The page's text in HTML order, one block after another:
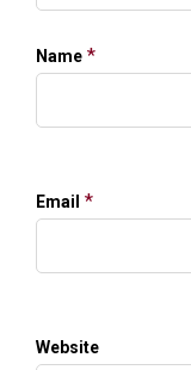
Name *
Email *
Website